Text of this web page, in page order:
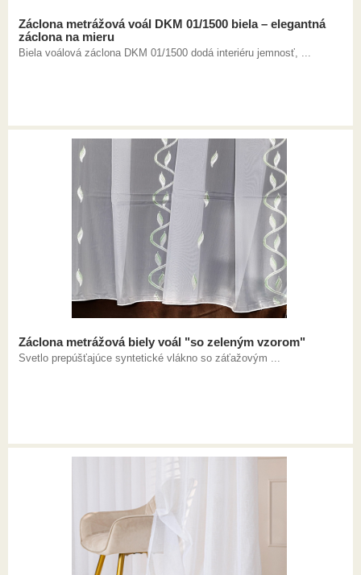
Záclona metrážová voál DKM 01/1500 biela – elegantná
záclona na mieru
Biela voálová záclona DKM 01/1500 dodá interiéru jemnosť, ...
Záclona metrážová biely voál "so zeleným vzorom"
Svetlo prepúšťajúce syntetické vlákno so záťažovým ...